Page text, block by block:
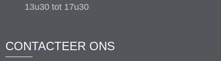
13u30 tot 17u30
CONTACTEER ONS